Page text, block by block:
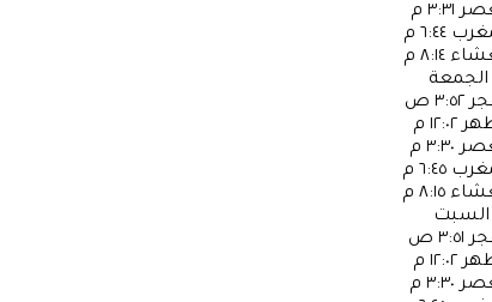
٣:٣١ م
٦:٤٤ م
٨:١٤ م
الجمعة
٣:٥٢ ص
١٢:٠٢ م
٣:٣٠ م
٦:٤٥ م
٨:١٥ م
السبت
٣:٥١ ص
١٢:٠٢ م
٣:٣٠ م